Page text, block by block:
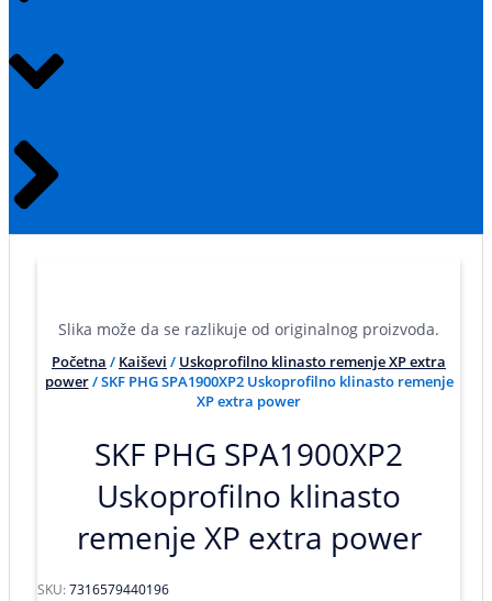
Slika može da se razlikuje od originalnog proizvoda.
Početna / Kaiševi / Uskoprofilno klinasto remenje XP extra
power/ SKF PHG SPA1900XP2 Uskoprofilno klinasto remenje
XP extra power
SKF PHG SPA1900XP2
Uskoprofilno klinasto
remenje XP extra power
SKU:7316579440196